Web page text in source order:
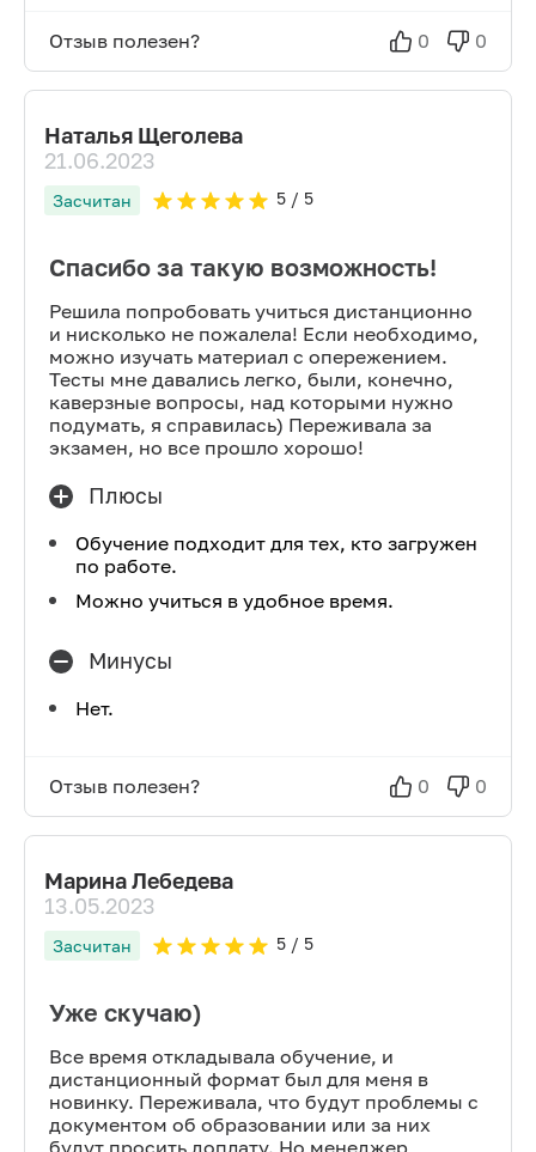
Отзыв полезен? 0 0
Наталья Щеголева
21.06.2023
Засчитан 5/ 5
Спасибо за такую возможность!
Решила попробовать учиться дистанционно
и нисколько не пожалела! Если необходимо,
можно изучать материал с опережением.
Тесты мне давались легко, были, конечно,
каверзные вопросы, над которыми нужно
подумать, я справилась) Переживала за
экзамен, но все прошло хорошо!
Плюсы
Обучение подходит для тех, кто загружен
по работе.
Можно учиться в удобное время.
Минусы
Нет.
Отзыв полезен? 0 0
Марина Лебедева
13.05.2023
Засчитан 5/ 5
Уже скучаю)
Все время откладывала обучение, и
дистанционный формат был для меня в
новинку. Переживала, что будут проблемы с
документом об образовании или за них
будут просить доплату. Но менеджер